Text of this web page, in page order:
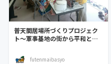
普天間居場所づくりプロジェク
ト～軍事基地の街から平和と人
futenmaibasyo